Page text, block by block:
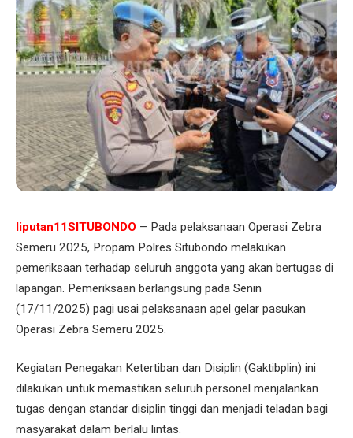
liputan11SITUBONDO – Pada pelaksanaan Operasi Zebra
Semeru 2025, Propam Polres Situbondo melakukan
pemeriksaan terhadap seluruh anggota yang akan bertugas di
lapangan. Pemeriksaan berlangsung pada Senin
(17/11/2025) pagi usai pelaksanaan apel gelar pasukan
Operasi Zebra Semeru 2025.
Kegiatan Penegakan Ketertiban dan Disiplin (Gaktibplin) ini
dilakukan untuk memastikan seluruh personel menjalankan
tugas dengan standar disiplin tinggi dan menjadi teladan bagi
masyarakat dalam berlalu lintas.